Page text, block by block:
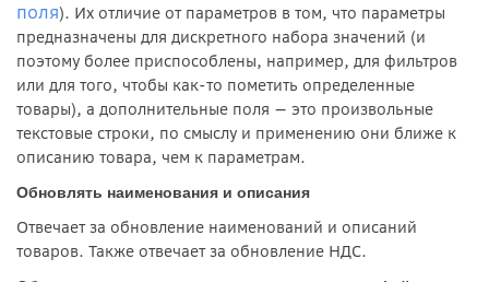
поля). Их отличие от параметров в том, что параметры
предназначены для дискретного набора значений (и
поэтому более приспособлены, например, для фильтров
или для того, чтобы как-то пометить определенные
товары), а дополнительные поля — это произвольные
текстовые строки, по смыслу и применению они ближе к
описанию товара, чем к параметрам.
Обновлять наименования и описания
Отвечает за обновление наименований и описаний
товаров. Также отвечает за обновление НДС.